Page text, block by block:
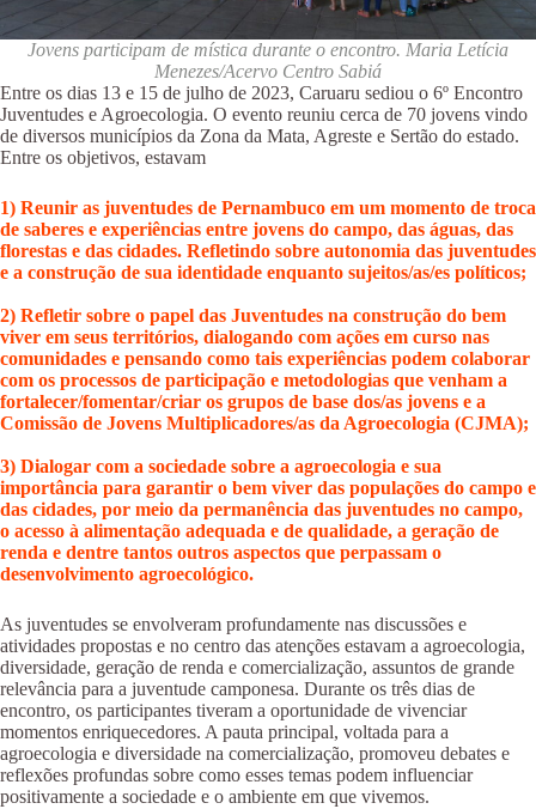
Jovens participam de mística durante o encontro. Maria Letícia
Menezes/Acervo Centro Sabiá
Entre os dias 13 e 15 de julho de 2023, Caruaru sediou o 6º Encontro
Juventudes e Agroecologia. O evento reuniu cerca de 70 jovens vindo
de diversos municípios da Zona da Mata, Agreste e Sertão do estado.
Entre os objetivos, estavam
1) Reunir as juventudes de Pernambuco em um momento de troca
de saberes e experiências entre jovens do campo, das águas, das
florestas e das cidades. Refletindo sobre autonomia das juventudes
e a construção de sua identidade enquanto sujeitos/as/es políticos;
2) Refletir sobre o papel das Juventudes na construção do bem
viver em seus territórios, dialogando com ações em curso nas
comunidades e pensando como tais experiências podem colaborar
com os processos de participação e metodologias que venham a
fortalecer/fomentar/criar os grupos de base dos/as jovens e a
Comissão de Jovens Multiplicadores/as da Agroecologia (CJMA);
3) Dialogar com a sociedade sobre a agroecologia e sua
importância para garantir o bem viver das populações do campo e
das cidades, por meio da permanência das juventudes no campo,
o acesso à alimentação adequada e de qualidade, a geração de
renda e dentre tantos outros aspectos que perpassam o
desenvolvimento agroecológico.
As juventudes se envolveram profundamente nas discussões e
atividades propostas e no centro das atenções estavam a agroecologia,
diversidade, geração de renda e comercialização, assuntos de grande
relevância para a juventude camponesa. Durante os três dias de
encontro, os participantes tiveram a oportunidade de vivenciar
momentos enriquecedores. A pauta principal, voltada para a
agroecologia e diversidade na comercialização, promoveu debates e
reflexões profundas sobre como esses temas podem influenciar
positivamente a sociedade e o ambiente em que vivemos.